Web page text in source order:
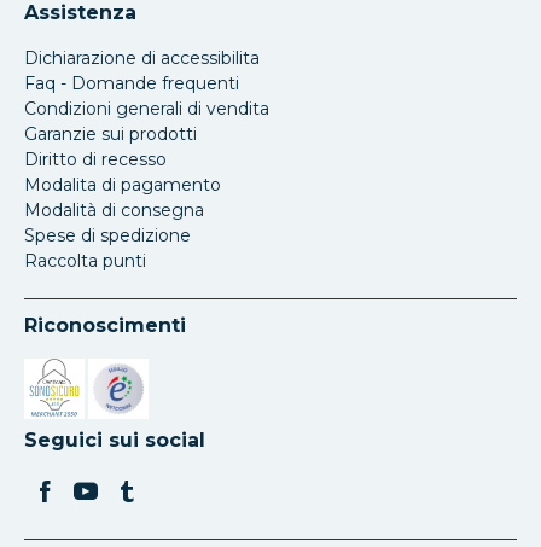
Assistenza
Dichiarazione di accessibilita
Faq - Domande frequenti
Condizioni generali di vendita
Garanzie sui prodotti
Diritto di recesso
Modalita di pagamento
Modalità di consegna
Spese di spedizione
Raccolta punti
Riconoscimenti
Si apre in una nuova scheda
Si apre in una nuova scheda
Seguici sui social